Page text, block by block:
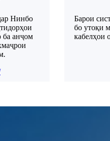
Нинбо
ба анҷом
Барои
бо утоқи
кабелҳои